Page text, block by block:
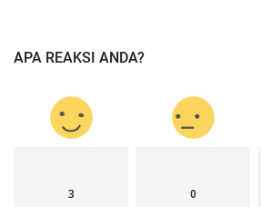
APA REAKSI ANDA?
3 0